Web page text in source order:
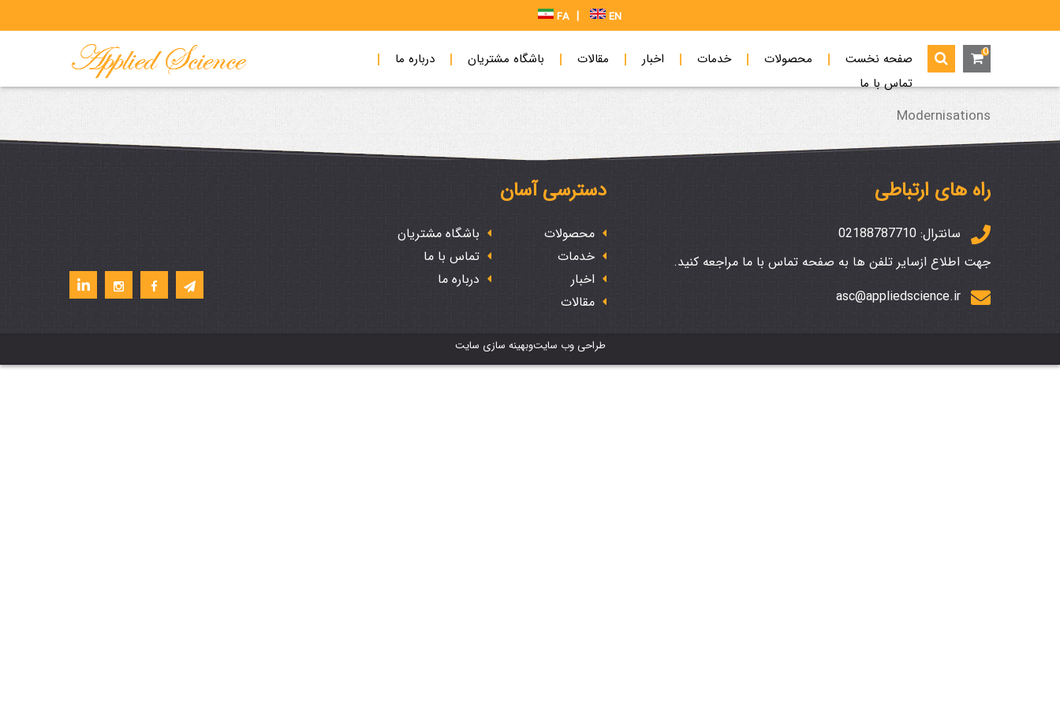
FA | EN
0 صفحه نخست محصولات خدمات اخبار مقالات باشگاه مشتریان
درباره ما
تماس با ما
Modernisations
راه های ارتباطی
سانترال: 02188787710
جهت اطلاع ازسایر تلفن ها به صفحه تماس با ما مراجعه کنید.
asc@appliedscience.ir
دسترسی آسان
محصولات
باشگاه مشتریان
خدمات
تماس با ما
اخبار
درباره ما
مقالات
طراحی وب سایتوبهینه سازی سایت